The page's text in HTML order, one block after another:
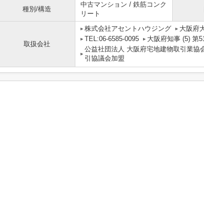
種別/構造
中古マンション / 鉄筋コンク
リート
取扱会社
株式会社アセントハウジング
大阪府
TEL:06-6585-0095
大阪府知事 (5) 第
公益社団法人 大阪府宅地建物取引業協
引協議会加盟